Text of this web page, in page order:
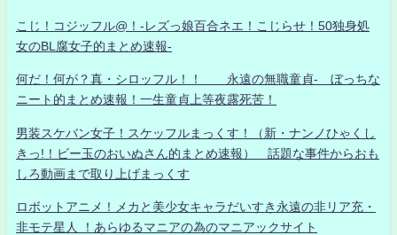
こじ！コジッフル@！-レズっ娘百合ネエ！こじらせ！50独身処
女のBL腐女子的まとめ速報-
何だ！何が？真・シロッフル！！ 永遠の無職童貞- ぼっちな
ニート的まとめ速報！一生童貞上等夜露死苦！
男装スケバン女子！スケッフルまっくす！（新・ナンノひゃくし
きっ!！ビー玉のおいぬさん的まとめ速報） 話題な事件からおも
しろ動画まで取り上げまっくす
ロボットアニメ！メカと美少女キャラだいすき永遠の非リア充・
非モテ星人 ！あらゆるマニアの為のマニアックサイト